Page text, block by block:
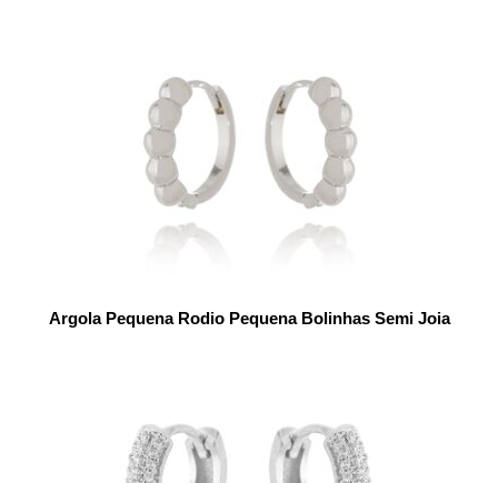
Argola Pequena Rodio Pequena Bolinhas Semi Joia